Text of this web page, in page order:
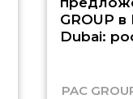
GROUP
Dubai:
PAC